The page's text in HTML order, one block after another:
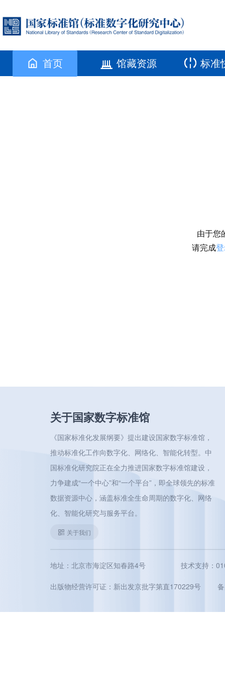
首页 馆藏资源 标准
由于您
请完成
关于国家数字标准馆
《国家标准化发展纲要》提出建设国家数字标准馆，
推动标准化工作向数字化、网络化、智能化转型。中
国标准化研究院正在全力推进国家数字标准馆建设，
力争建成“一个中心”和“一个平台”，即全球领先的标准
数据资源中心，涵盖标准全生命周期的数字化、网络
化、智能化研究与服务平台。
关于我们
地址：北京市海淀区知春路4号 技术支持：
出版物经营许可证：新出发京批字第直170229号